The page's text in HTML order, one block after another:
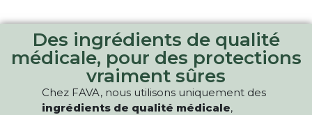
Des ingrédients de qualité
médicale, pour des protections
vraiment sûres
Chez FAVA, nous utilisons uniquement des
ingrédients de qualité médicale,